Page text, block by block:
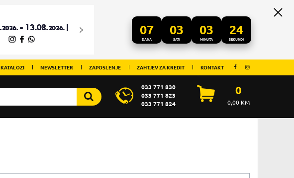
07
DANA
03
SATI
03
MINUTA
24
SEKUNDI
KATALOZI NEWSLETTER ZAPOSLENJE ZAHTJEV ZA KREDIT KONTAKT
033 771 830
033 771 823
033 771 824
0
0,00KM